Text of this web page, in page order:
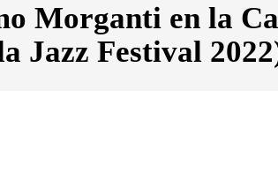
Morganti en la
Jazz Festival